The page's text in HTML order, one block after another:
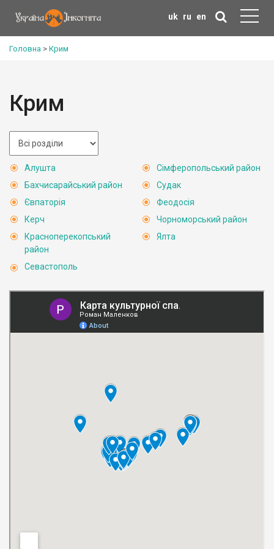
uk ru en
Головна > Крим
Крим
Алушта
Бахчисарайський район
Євпаторія
Керч
Красноперекопський
район
Севастополь
Сімферопольський район
Судак
Феодосія
Чорноморський район
Ялта